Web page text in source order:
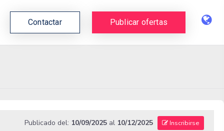
Contactar Publicar ofertas
Publicado del: 10/09/2025al 10/12/2025 Inscribirse